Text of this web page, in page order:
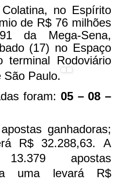
no Espírito
de R$ 76 milhões
da Mega-Sena,
(17) no Espaço
terminal Rodoviário
São Paulo.
foram: 05 – 08 –
ganhadoras;
R$ 32.288,63. A
apostas
uma levará R$